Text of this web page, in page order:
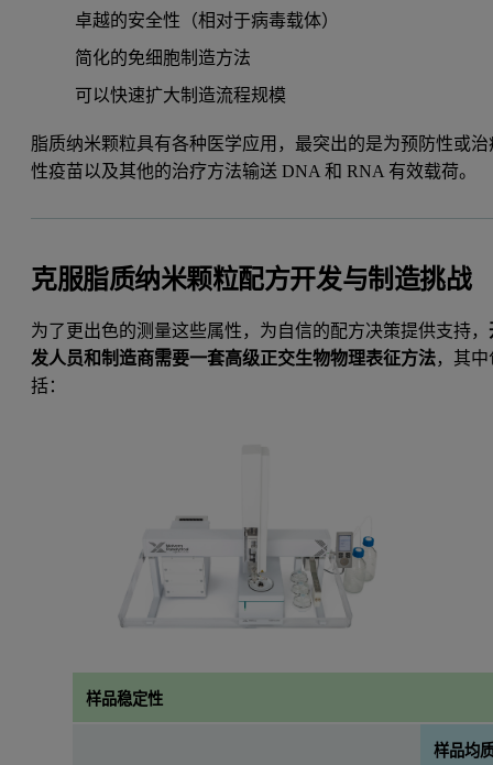
卓越的安全性（相对于病毒载体）
简化的免细胞制造方法
可以快速扩大制造流程规模
脂质纳米颗粒具有各种医学应用，最突出的是为预防性或治
性疫苗以及其他的治疗方法输送 DNA 和 RNA 有效载荷。
克服脂质纳米颗粒配方开发与制造挑战
为了更出色的测量这些属性，为自信的配方决策提供支持，
发人员和制造商需要一套高级正交生物物理表征方法，其中
括：
样品稳定性
样品均